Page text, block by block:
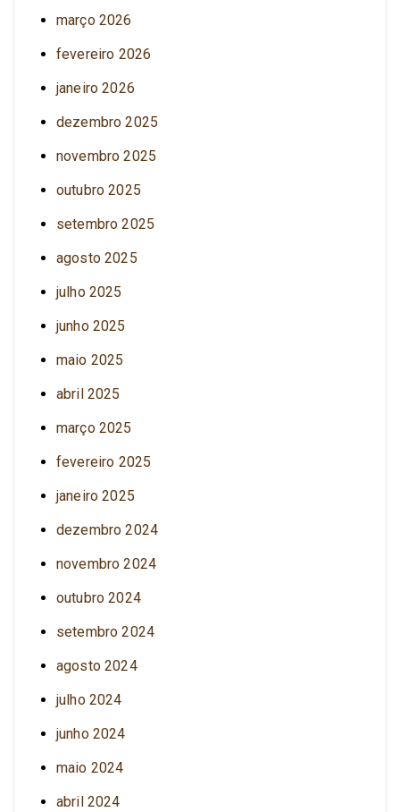
março 2026
fevereiro 2026
janeiro 2026
dezembro 2025
novembro 2025
outubro 2025
setembro 2025
agosto 2025
julho 2025
junho 2025
maio 2025
abril 2025
março 2025
fevereiro 2025
janeiro 2025
dezembro 2024
novembro 2024
outubro 2024
setembro 2024
agosto 2024
julho 2024
junho 2024
maio 2024
abril 2024